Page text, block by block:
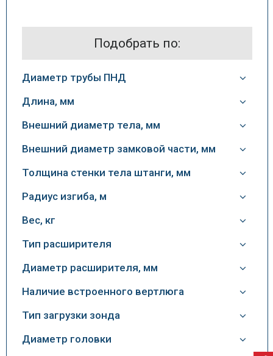
Подобрать по:
Диаметр трубы ПНД
Длина, мм
Внешний диаметр тела, мм
Внешний диаметр замковой части, мм
Толщина стенки тела штанги, мм
Радиус изгиба, м
Вес, кг
Тип расширителя
Диаметр расширителя, мм
Наличие встроенного вертлюга
Тип загрузки зонда
Диаметр головки